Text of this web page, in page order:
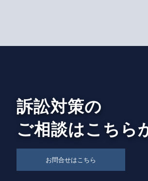
訴訟対策の
ご相談はこちら
お問合せはこちら